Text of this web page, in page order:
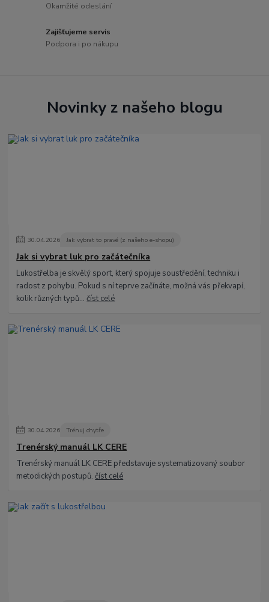
Okamžité odeslání
Zajišťujeme servis
Podpora i po nákupu
Novinky z našeho blogu
30.04.2026 Jak vybrat to pravé (z našeho e-shopu)
Jak si vybrat luk pro začátečníka
Lukostřelba je skvělý sport, který spojuje soustředění, techniku i
radost z pohybu. Pokud s ní teprve začínáte, možná vás překvapí,
kolik různých typů...číst celé
30.04.2026 Trénuj chytře
Trenérský manuál LK CERE
Trenérský manuál LK CERE představuje systematizovaný soubor
metodických postupů.číst celé